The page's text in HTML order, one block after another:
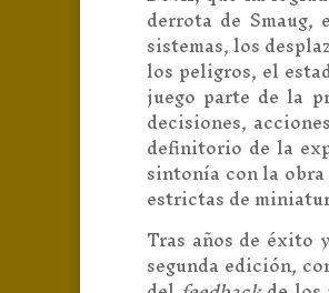
derrota de
sistemas, los
los peligros, el
juego parte de la
decisiones,
definitorio de la
sintonía con la
estrictas de
Tras años de éxito
segunda edición,